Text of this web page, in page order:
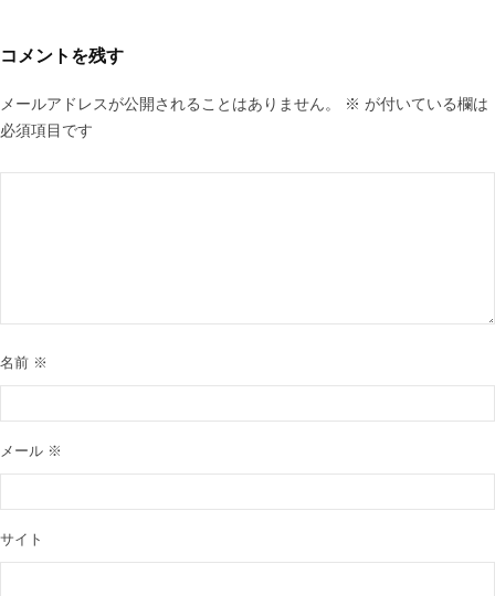
コメントを残す
メールアドレスが公開されることはありません。 ※ が付いている欄は
必須項目です
名前 ※
メール ※
サイト